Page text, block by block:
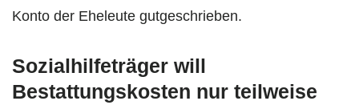
Konto der Eheleute gutgeschrieben.
Sozialhilfeträger will
Bestattungskosten nur teilweise